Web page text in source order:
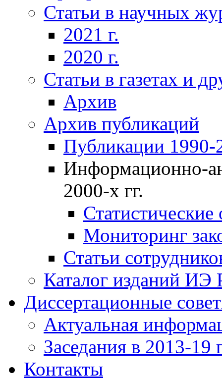
Статьи в научных
2021 г.
2020 г.
Статьи в газетах и
Архив
Архив публикаций
Публикации 1990-
Информационно-
2000-х гг.
Мониторинг
Статьи
Каталог изданий ИЭ
Диссертационные
Актуальная
Заседания в 2013-19
Контакты